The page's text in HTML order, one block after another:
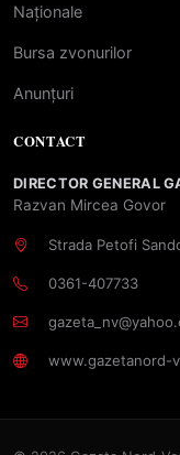
Naționale
Bursa zvonurilor
Anunțuri
CONTACT
DIRECTOR GENERAL
Razvan Mircea Govor
Strada Petofi
0361-407733
www.gazetanord-